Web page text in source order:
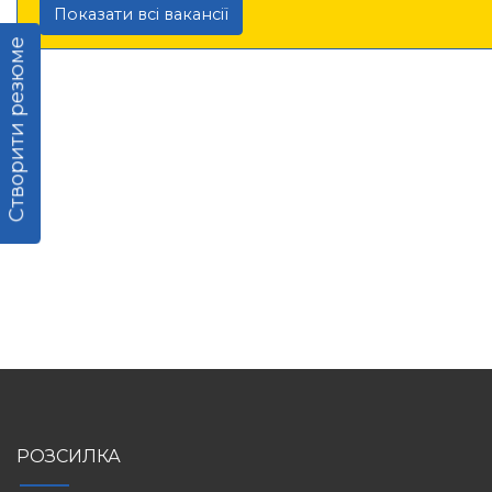
Створити резюме
Показати всі вакансії
РОЗСИЛКА